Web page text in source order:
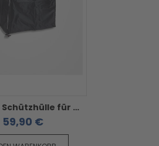
Borniak Schützhülle für 70er Serie
59,90 €